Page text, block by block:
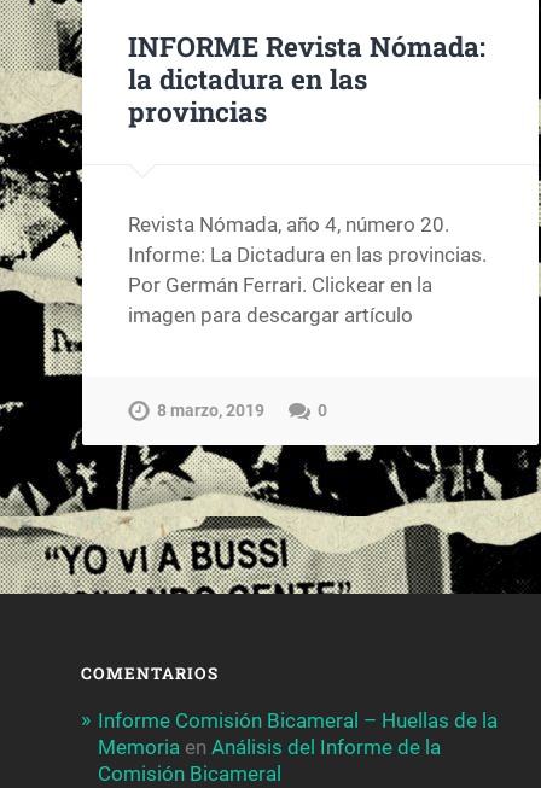
INFORME Revista Nómada:
la dictadura en las
provincias
Revista Nómada, año 4, número 20.
Informe: La Dictadura en las provincias.
Por Germán Ferrari. Clickear en la
imagen para descargar artículo
8 marzo, 2019 0
COMENTARIOS
Informe Comisión Bicameral – Huellas de la
Memoria enAnálisis del Informe de la
Comisión Bicameral